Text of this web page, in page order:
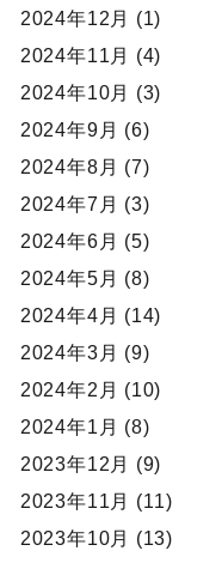
2024年12月 (1)
2024年11月 (4)
2024年10月 (3)
2024年9月 (6)
2024年8月 (7)
2024年7月 (3)
2024年6月 (5)
2024年5月 (8)
2024年4月 (14)
2024年3月 (9)
2024年2月 (10)
2024年1月 (8)
2023年12月 (9)
2023年11月 (11)
2023年10月 (13)